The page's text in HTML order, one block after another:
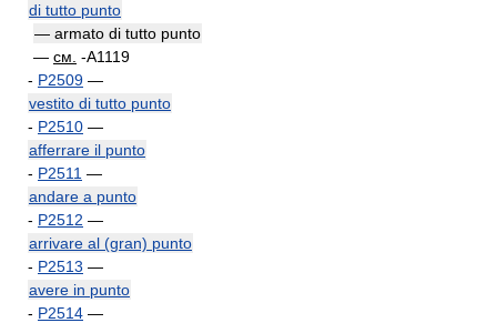
di tutto punto
— armato di tutto punto
— см. -A1119
- P2509 —
vestito di tutto punto
- P2510 —
afferrare il punto
- P2511 —
andare a punto
- P2512 —
arrivare al (gran) punto
- P2513 —
avere in punto
- P2514 —